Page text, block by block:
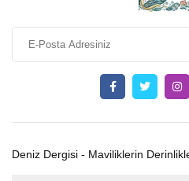
Deniz Dergisi - Maviliklerin